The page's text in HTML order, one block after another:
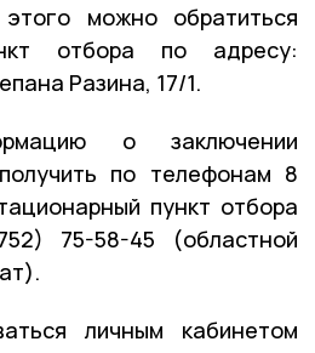
можно обратиться
отбора по адресу:
Разина, 17/1.
о заключении
по телефонам 8
пункт отбора
75-58-45 (областной
личным кабинетом